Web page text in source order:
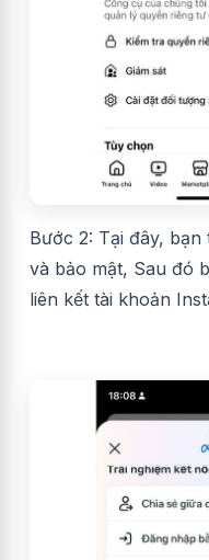
Bước 2: Tại đây,
và bảo mật, Sau đó
liên kết tài khoản